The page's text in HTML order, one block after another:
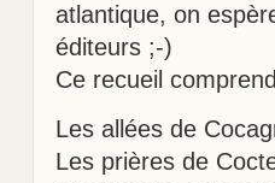
atlantique, on
éditeurs ;-)
Ce recueil
Les allées de
Les prières de